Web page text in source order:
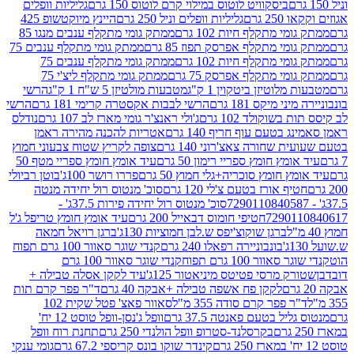
ביסקוויט לוטוס במילוי קרם לוטוס 150 גרם
גליליות וופלים
גרם
גליליות וופלים וניל 250 גרם
היינץ מיוקטשופ 425
מתקלף חיות 102 גרם
ממתק גומי מתקלף ענבים מנגו 85
מתקלף אפרסק תפוז 85 גרם
ממתק גומי מתקלף ענבים 75
מתקלף חיות 102 גרם
ממתק גומי מתקלף ענבים 75
מתקלף אפרסק 75 גרם
ממתק גומי מתקלף ליצ'י 75
ביטקוין 1 ק"ג
מטבעות מולטיזן 5 ש"ח 1 ק"ג
הרשי
מיקס 181 גרם
הרשי לבבות אקסטרה קרימי 181 גרם
הרשי
102 גרם
ג'ולי ראנצ'ר גומי מארז לב 107 גרם
נודלס
עוף חריף 140 גרם
אטריות להכנה מהירה ראמן
שחורה צאצ'רוני 140 גרם
צופה לקריץ שטוח צבעוני חמוץ
חומץ ספריי רימון 50 גרם
עיד אומץ חומץ ספריי מטף 50
חומץ סוכריה+גלי חמוץ 50 גרם
פררו רושר 100ג'
בוטן רביולי
אורז בטעם צ'לי 120 גרם
סוכ' מנטוס רול יחידה מנטה
סוכ' מנטוס רול יחידה פירות 37.5ג' -
חטיפי חומוס דבאייל 200 גרם
עיד אומץ חומץ טריפל ג'ל
ברגן שוקוצ'יפס ש.לבן חמוציות 130ג'
ברגן רויאל חמאה
בונבוניירה רפאלו 240 גרם
קנדי שוגר סאוור 100 גרם תפוח
100 גרם תפוח
קנדי שוגר סאוור 100 גרם
מרסי פטיטס מיניאטור 125ג'
עיד לקקן אסלה טבילה +
לקקן פח אשפה טבילה +אבקה 40 גרם
ד"ר פפר קרם תות
פפר קרם סודה 355 מ"ל
סאוור פאצ' פטל שקית 102
בטעם פאנטה 37.5 גרם
וופל ג'נסן-וופל טוסט 12 יח'
בקרסלנד-סטרופ וופל הולנדי 250 גרם
תחנת רוח וופל
קינדר שוקו בונס קריספי 67.2 גרם
גומי ענקי